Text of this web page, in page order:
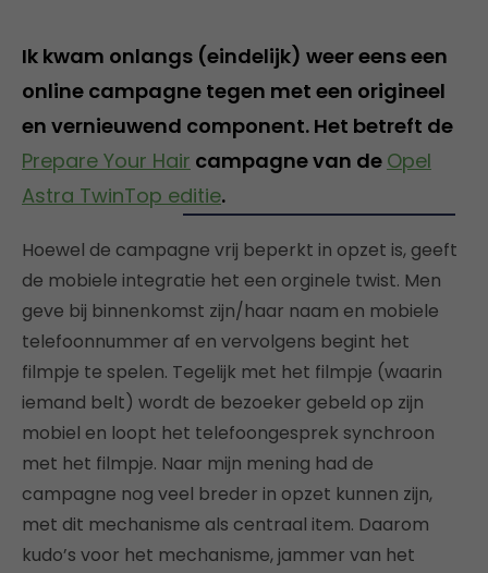
Ik kwam onlangs (eindelijk) weer eens een
online campagne tegen met een origineel
en vernieuwend component. Het betreft de
Prepare Your Hair campagne van de Opel
Astra TwinTop editie.
Hoewel de campagne vrij beperkt in opzet is, geeft
de mobiele integratie het een orginele twist. Men
geve bij binnenkomst zijn/haar naam en mobiele
telefoonnummer af en vervolgens begint het
filmpje te spelen. Tegelijk met het filmpje (waarin
iemand belt) wordt de bezoeker gebeld op zijn
mobiel en loopt het telefoongesprek synchroon
met het filmpje. Naar mijn mening had de
campagne nog veel breder in opzet kunnen zijn,
met dit mechanisme als centraal item. Daarom
kudo’s voor het mechanisme, jammer van het